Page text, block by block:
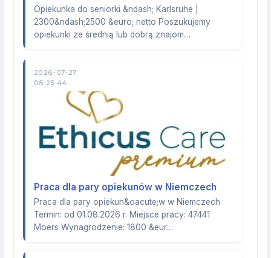
Opiekunka do seniorki &ndash; Karlsruhe |
2300&ndash;2500 &euro; netto Poszukujemy
opiekunki ze średnią lub dobrą znajom…
2026-07-27
08:25:44
Praca dla pary opiekunów w Niemczech
Praca dla pary opiekun&oacute;w w Niemczech
Termin: od 01.08.2026 r. Miejsce pracy: 47441
Moers Wynagrodzenie: 1800 &eur…